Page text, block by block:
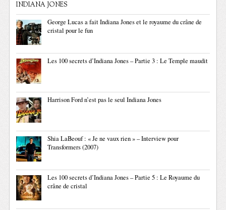
INDIANA JONES
George Lucas a fait Indiana Jones et le royaume du crâne de
cristal pour le fun
Les 100 secrets d’Indiana Jones – Partie 3 : Le Temple maudit
Harrison Ford n’est pas le seul Indiana Jones
Shia LaBeouf : « Je ne vaux rien » – Interview pour
Transformers (2007)
Les 100 secrets d’Indiana Jones – Partie 5 : Le Royaume du
crâne de cristal